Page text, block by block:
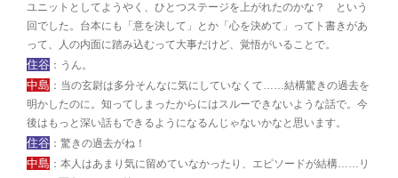
ユニットとしてようやく、ひとつステージを上がれたのかな？ という
回でした。台本にも「意を決して」とか「心を決めて」ってト書きがあ
って、人の内面に踏み込むって大事だけど、覚悟がいることで。
住谷 ：うん。
中島 ：当の玄尉は多分そんなに気にしていなくて……結構驚きの過去を
明かしたのに。知ってしまったからにはスルーできないような話で。今
後はもっと深い話もできるようになるんじゃないかなと思います。
住谷 ：驚きの過去がね！
中島 ：本人はあまり気に留めていなかったり、エピソードが結構……リ